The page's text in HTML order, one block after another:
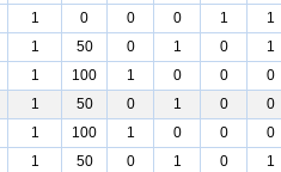
1 0 0 0 1
1
1 50 0 1 0
1
1 100 1 0 0
0
1 50 0 1 0
0
1 100 1 0 0
0
1 50 0 1 0
1